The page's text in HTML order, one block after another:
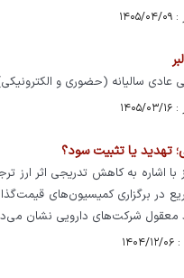
سالیانه (حضوری و الکترونیکی)
تهدید یا تثبیت سود؟
با اشاره به کاهش تدریجی اثر
در برگزاری کمیسیون‌های
معقول شرکت‌های دارویی نشان